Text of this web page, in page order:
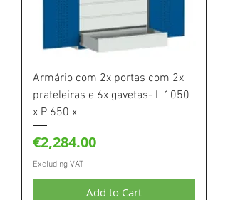
Armário com 2x portas com 2x
prateleiras e 6x gavetas- L 1050
x P 650 x
Price
€2,284.00
Excluding VAT
Add to Cart